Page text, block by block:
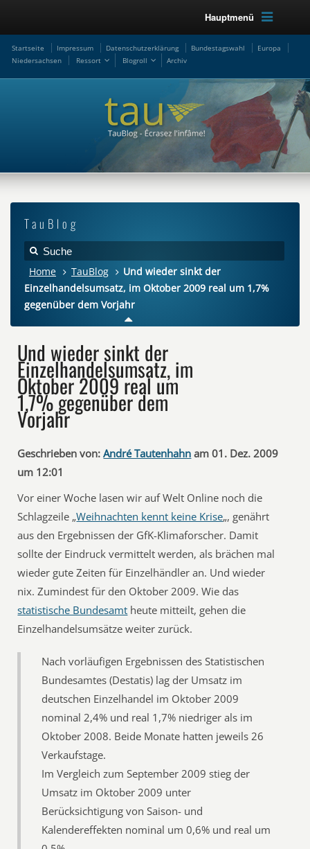
Hauptmenü
Startseite Impressum Datenschutzerklärung Bundestagswahl
Europa
Niedersachsen
Ressort Blogroll Archiv
TauBlog
Home TauBlog
Und wieder sinkt der
Einzelhandelsumsatz, im Oktober 2009 real um 1,7%
gegenüber dem Vorjahr
Und wieder sinkt der
Einzelhandelsumsatz, im
Oktober 2009 real um
1,7% gegenüber dem
Vorjahr
Geschrieben von: André Tautenhahn am 01. Dez. 2009
um 12:01
Vor einer Woche lasen wir auf Welt Online noch die
Schlagzeile „Weihnachten kennt keine Krise„, genährt
aus den Ergebnissen der GfK-Klimaforscher. Damit
sollte der Eindruck vermittelt werden, als brächen mal
wieder gute Zeiten für Einzelhändler an. Und wieder
nix. Zumindest für den Oktober 2009. Wie das
statistische Bundesamt heute mitteilt, gehen die
Einzelhandelsumsätze weiter zurück.
Nach vorläufigen Ergebnissen des Statistischen
Bundesamtes (Destatis) lag der Umsatz im
deutschen Einzelhandel im Oktober 2009
nominal 2,4% und real 1,7% niedriger als im
Oktober 2008. Beide Monate hatten jeweils 26
Verkaufstage.
Im Vergleich zum September 2009 stieg der
Umsatz im Oktober 2009 unter
Berücksichtigung von Saison- und
Kalendereffekten nominal um 0,6% und real um